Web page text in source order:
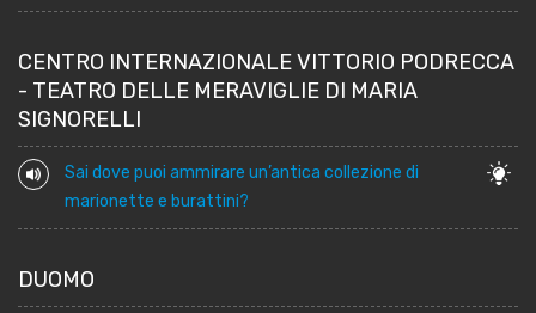
CENTRO INTERNAZIONALE VITTORIO PODRECCA
- TEATRO DELLE MERAVIGLIE DI MARIA
SIGNORELLI
Sai dove puoi ammirare un’antica collezione di
marionette e burattini?
DUOMO